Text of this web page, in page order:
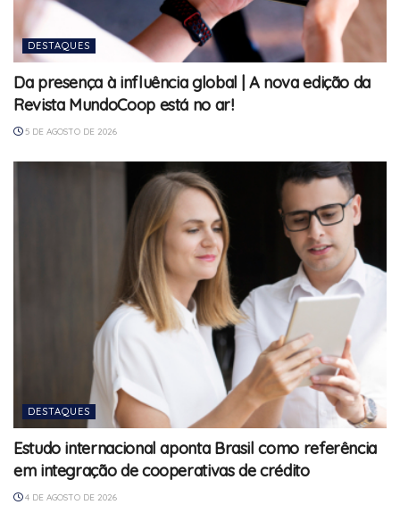
DESTAQUES
Da presença à influência global | A nova edição da
Revista MundoCoop está no ar!
5 DE AGOSTO DE 2026
DESTAQUES
Estudo internacional aponta Brasil como referência
em integração de cooperativas de crédito
4 DE AGOSTO DE 2026